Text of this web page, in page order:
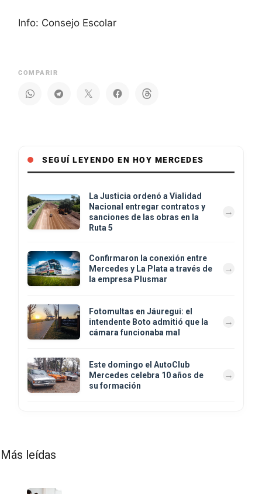
Info: Consejo Escolar
COMPARIR
SEGUÍ LEYENDO EN HOY MERCEDES
La Justicia ordenó a Vialidad
Nacional entregar contratos y
sanciones de las obras en la
Ruta 5
Confirmaron la conexión entre
Mercedes y La Plata a través de
la empresa Plusmar
Fotomultas en Jáuregui: el
intendente Boto admitió que la
cámara funcionaba mal
Este domingo el AutoClub
Mercedes celebra 10 años de
su formación
Más leídas